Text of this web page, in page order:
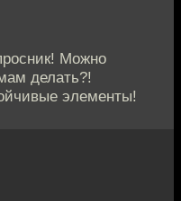
Можно
делать?!
элементы!